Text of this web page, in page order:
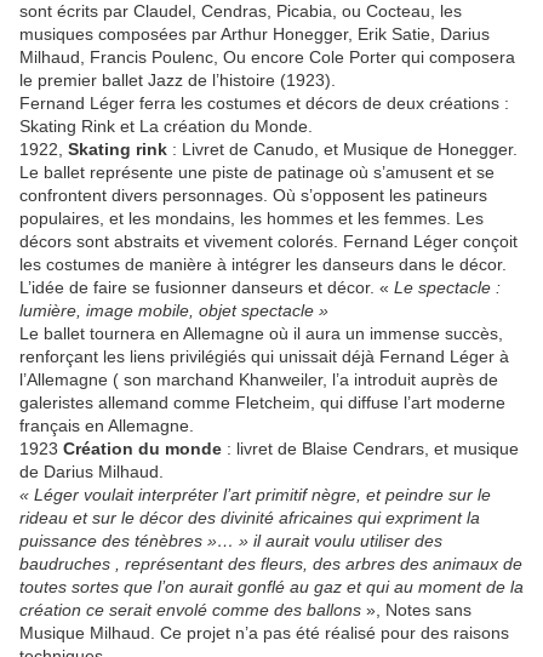
sont écrits par Claudel, Cendras, Picabia, ou Cocteau, les
musiques composées par Arthur Honegger, Erik Satie, Darius
Milhaud, Francis Poulenc, Ou encore Cole Porter qui composera
le premier ballet Jazz de l’histoire (1923).
Fernand Léger ferra les costumes et décors de deux créations :
Skating Rink et La création du Monde.
1922, Skating rink : Livret de Canudo, et Musique de Honegger.
Le ballet représente une piste de patinage où s’amusent et se
confrontent divers personnages. Où s’opposent les patineurs
populaires, et les mondains, les hommes et les femmes. Les
décors sont abstraits et vivement colorés. Fernand Léger conçoit
les costumes de manière à intégrer les danseurs dans le décor.
L’idée de faire se fusionner danseurs et décor. « Le spectacle :
lumière, image mobile, objet spectacle »
Le ballet tournera en Allemagne où il aura un immense succès,
renforçant les liens privilégiés qui unissait déjà Fernand Léger à
l’Allemagne ( son marchand Khanweiler, l’a introduit auprès de
galeristes allemand comme Fletcheim, qui diffuse l’art moderne
français en Allemagne.
1923 Création du monde : livret de Blaise Cendrars, et musique
de Darius Milhaud.
« Léger voulait interpréter l’art primitif nègre, et peindre sur le
rideau et sur le décor des divinité africaines qui expriment la
puissance des ténèbres »… » il aurait voulu utiliser des
baudruches , représentant des fleurs, des arbres des animaux de
toutes sortes que l’on aurait gonflé au gaz et qui au moment de la
création ce serait envolé comme des ballons », Notes sans
Musique Milhaud. Ce projet n’a pas été réalisé pour des raisons